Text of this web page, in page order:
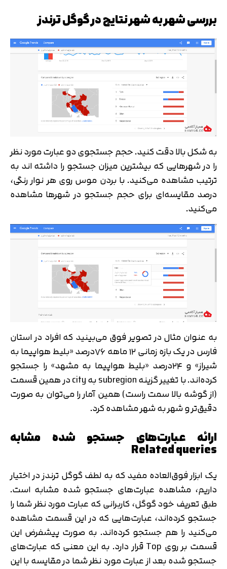
بررسی شهر به شهر نتایج در گوگل ترندز
به شکل بالا دقت کنید. حجم جستجوی دو عبارت مورد نظر
را در شهرهایی که بیشترین میزان جستجو را داشته اند به
ترتیب مشاهده می‌کنید. با بردن موس روی هر نوار رنگی،
درصد مقایسه‌ای برای حجم جستجو در شهرها مشاهده
می‌کنید.
به عنوان مثال در تصویر فوق می‌بینید که افراد در استان
فارس در یک بازه زمانی ۱۲ ماهه ۷۶درصد «بلیط هواپیما به
شیراز» و ۲۴درصد «بلیط هواپیما به مشهد» را جستجو
کرده‌اند. با تغییر گزینه subregion به city در همین قسمت
(از گوشه بالا سمت راست) همین آمار را می‌توان به صورت
دقیق‌تر و شهر به شهر مشاهده کرد.
ارائه عبارت‌های جستجو شده مشابه
Related queries
یک ابزار فوق‌العاده مفید که به لطف گوگل ترندز در اختیار
داریم، مشاهده عبارت‌های جستجو شده مشابه است.
طبق تعریف خود گوگل، کاربرانی که عبارت مورد نظر شما را
جستجو کرده‌اند، عبارت‌هایی که در این قسمت مشاهده
می‌کنید را هم جستجو کرده‌اند. به صورت پیشفرض این
قسمت بر روی Top قرار دارد. به این معنی که عبارت‌های
جستجو شده بعد از عبارت مورد نظر شما در مقایسه با این
تایید کد
کد ارسال شده را وارد کنید
اصلاح شماره